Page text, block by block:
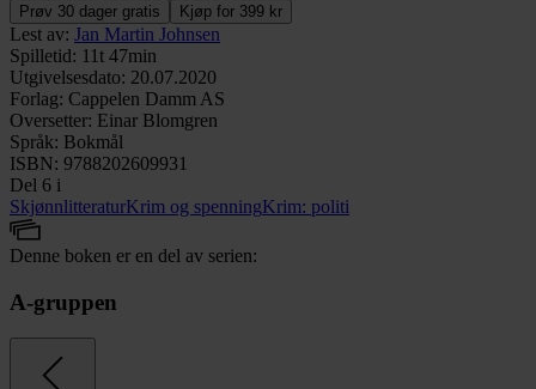
Prøv 30 dager gratis Kjøp for 399 kr
Lest av: Jan Martin Johnsen
Spilletid: 11t 47min
Utgivelsesdato: 20.07.2020
Forlag: Cappelen Damm AS
Oversetter: Einar Blomgren
Språk: Bokmål
ISBN: 9788202609931
Del 6 i
SkjønnlitteraturKrim og spenningKrim: politi
Denne boken er en del av serien:
A-gruppen